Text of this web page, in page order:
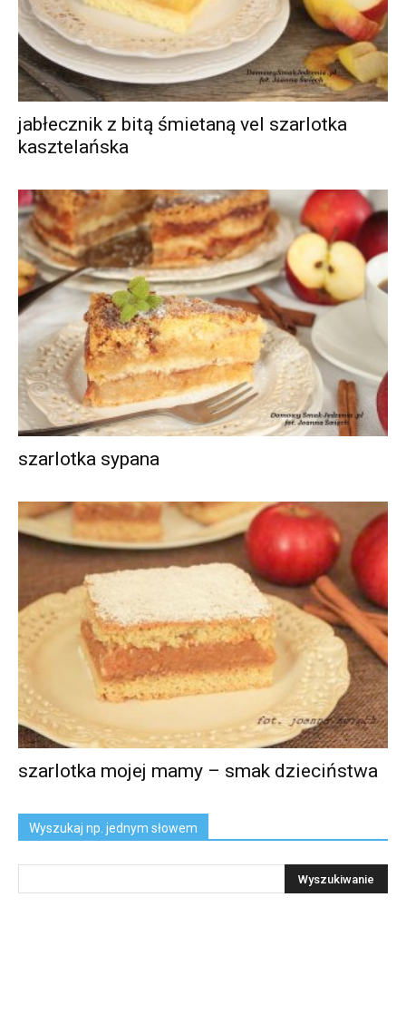
jabłecznik z bitą śmietaną vel szarlotka
kasztelańska
szarlotka sypana
szarlotka mojej mamy – smak dzieciństwa
Wyszukaj np. jednym słowem